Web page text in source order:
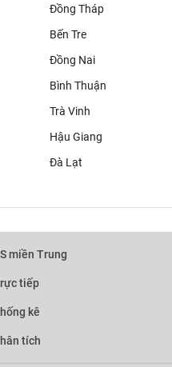
Đồng Tháp
Bến Tre
Đồng Nai
Bình Thuận
Trà Vinh
Hậu Giang
Đà Lạt
miền Trung
tiếp
kê
tích